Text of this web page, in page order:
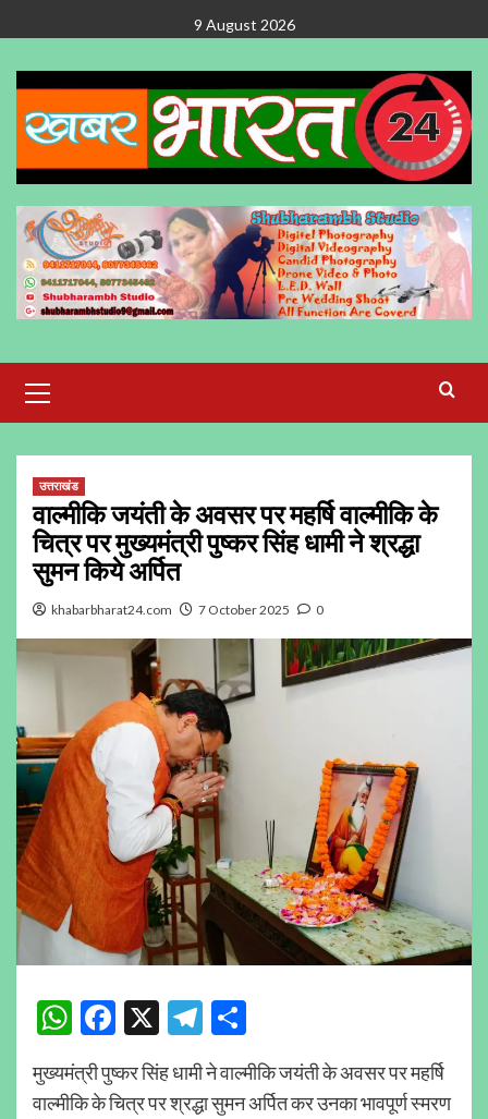
to
content
9 August 2026
Menu
उत्तराखंड
वाल्मीकि जयंती के अवसर पर महर्षि वाल्मीकि के
चित्र पर मुख्यमंत्री पुष्कर सिंह धामी ने श्रद्धा
सुमन किये अर्पित
khabarbharat24.com 7 October 2025 0
WhatsApp
Facebook
X Telegram
मुख्यमंत्री पुष्कर सिंह धामी ने वाल्मीकि जयंती के अवसर पर महर्षि
वाल्मीकि के चित्र पर श्रद्धा सुमन अर्पित कर उनका भावपूर्ण स्मरण